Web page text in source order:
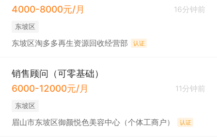
4000-8000元/月
16分钟前
东坡区
东坡区淘多多再生资源回收经营部 认证
销售顾问（可零基础）
6000-12000元/月
11分钟前
东坡区
眉山市东坡区御颜悦色美容中心（个体工商户） 认证